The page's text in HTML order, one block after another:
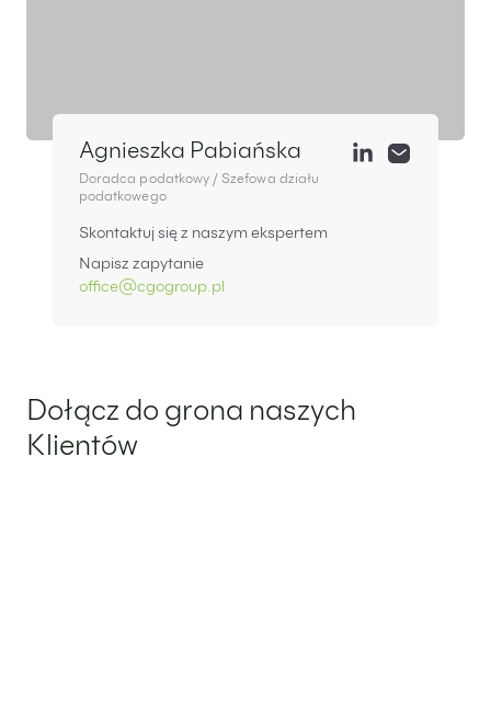
Agnieszka Pabiańska
Doradca podatkowy / Szefowa działu
podatkowego
Skontaktuj się z naszym ekspertem
Napisz zapytanie
office@cgogroup.pl
Dołącz do grona naszych
Klientów